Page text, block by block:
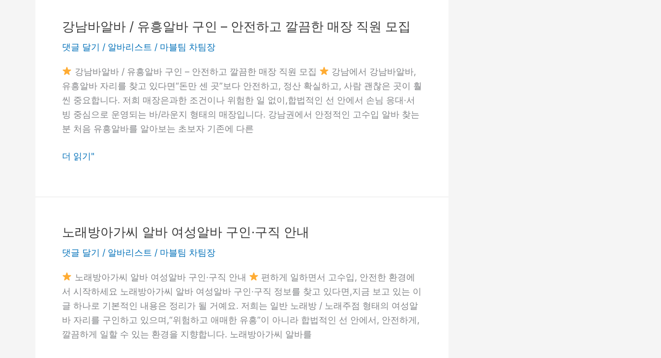
먼
저!
라
진
노
동
법
사
벽
이
드
강남바알바 / 유흥알바 구인 – 안전하고 깔끔한 매장 직원 모집
댓글 달기 / 알바리스트 / 마블팀 차팀장
강남바알바 / 유흥알바 구인 – 안전하고 깔끔한 매장 직원 모집
강남에서 강남바알바,
유흥알바 자리를 찾고 있다면“돈만 센 곳”보다 안전하고, 정산 확실하고, 사람 괜찮은 곳이 훨
씬 중요합니다. 저희 매장은과한 조건이나 위험한 일 없이,합법적인 선 안에서 손님 응대·서
빙 중심으로 운영되는 바/라운지 형태의 매장입니다. 강남권에서 안정적인 고수입 알바 찾는
분 처음 유흥알바를 알아보는 초보자 기존에 다른
강
바
알
바
/
유
흥
바
–
하
고
끔
한
매
장
직
더 읽기"
노래방아가씨 알바 여성알바 구인·구직 안내
댓글 달기 / 알바리스트 / 마블팀 차팀장
노래방아가씨 알바 여성알바 구인·구직 안내
편하게 일하면서 고수입, 안전한 환경에
서 시작하세요 노래방아가씨 알바 여성알바 구인·구직 정보를 찾고 있다면,지금 보고 있는 이
글 하나로 기본적인 내용은 정리가 될 거예요. 저희는 일반 노래방 / 노래주점 형태의 여성알
바 자리를 구인하고 있으며,“위험하고 애매한 유흥”이 아니라 합법적인 선 안에서, 안전하게,
깔끔하게 일할 수 있는 환경을 지향합니다. 노래방아가씨 알바를
노
방
아
가
씨
알
바